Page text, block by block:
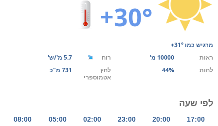
+30°
מרגיש כמו +31°
ראות
10000 מ' רוח
5.7 מ'/ש'
לחות
44%
לחץ
אטמוספרי
731 מ"כ
לפי שעה
17:00
20:00
23:00
02:00
05:00
08:00